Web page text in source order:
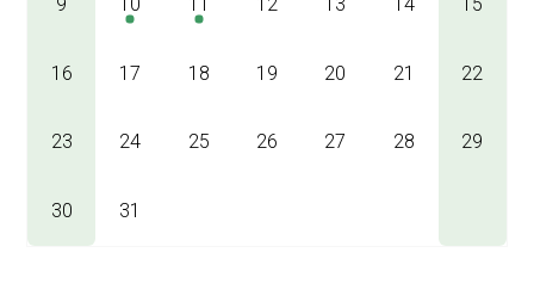
9 10 11 12 13 14 15
16 17 18 19 20 21 22
23 24 25 26 27 28 29
30 31